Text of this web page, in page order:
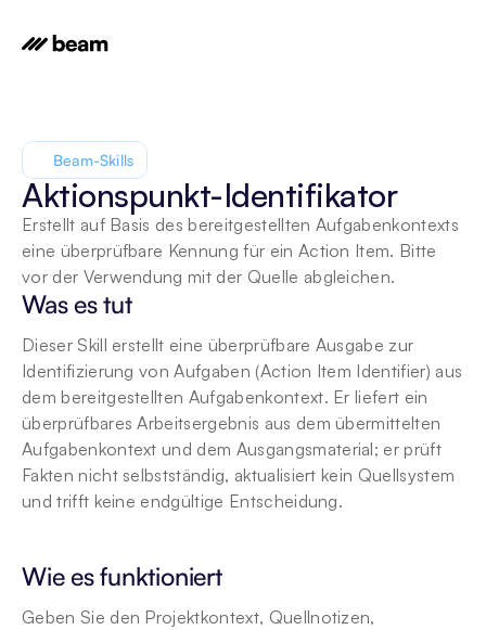
Beam-Skills
Aktionspunkt-Identifikator
Erstellt auf Basis des bereitgestellten Aufgabenkontexts
eine überprüfbare Kennung für ein Action Item. Bitte
vor der Verwendung mit der Quelle abgleichen.
Was es tut
Dieser Skill erstellt eine überprüfbare Ausgabe zur
Identifizierung von Aufgaben (Action Item Identifier) aus
dem bereitgestellten Aufgabenkontext. Er liefert ein
überprüfbares Arbeitsergebnis aus dem übermittelten
Aufgabenkontext und dem Ausgangsmaterial; er prüft
Fakten nicht selbstständig, aktualisiert kein Quellsystem
und trifft keine endgültige Entscheidung.
Wie es funktioniert
Geben Sie den Projektkontext, Quellnotizen,